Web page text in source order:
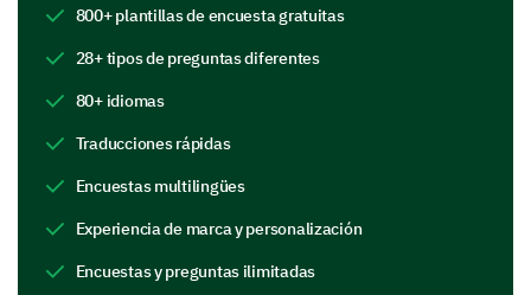
Conocimiento del personal
Claridad en la comunicación
800+ plantillas de encuesta gratuitas
28+ tipos de preguntas diferentes
80+ idiomas
Traducciones rápidas
Encuestas multilingües
Experiencia de marca y personalización
Encuestas y preguntas ilimitadas